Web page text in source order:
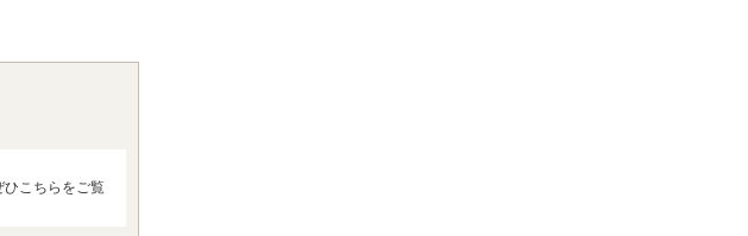
ひこちらをご覧